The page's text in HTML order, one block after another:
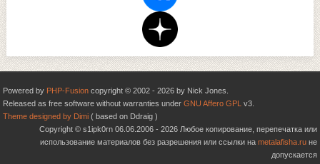
Powered by PHP-Fusion copyright © 2002 - 2026 by Nick Jones.
Released as free software without warranties under GNU Affero GPL v3.
Theme designed by Dimi ( based on Ddraig )
Copyright © s1ipk0rn 06.06.2006 - 2026 Любое копирование, перепечатка или
использование материалов без разрешения или ссылки на metalafisha.ru не
допускается